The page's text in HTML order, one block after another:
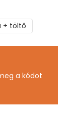
+ töltő
a kódot